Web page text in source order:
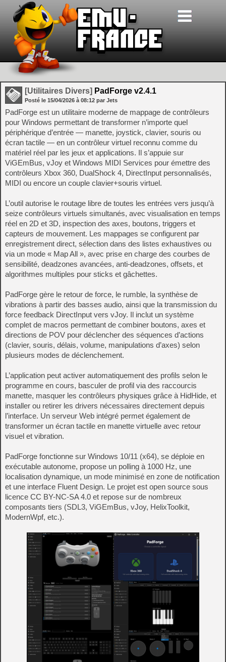
[Utilitaires Divers] PadForge v2.4.1
Posté le 15/04/2026 à 08:12 par Jets
PadForge est un utilitaire moderne de mappage de contrôleurs
pour Windows permettant de transformer n’importe quel
périphérique d’entrée — manette, joystick, clavier, souris ou
écran tactile — en un contrôleur virtuel reconnu comme du
matériel réel par les jeux et applications. Il s’appuie sur
ViGEmBus, vJoy et Windows MIDI Services pour émettre des
contrôleurs Xbox 360, DualShock 4, DirectInput personnalisés,
MIDI ou encore un couple clavier+souris virtuel.
L’outil autorise le routage libre de toutes les entrées vers jusqu’à
seize contrôleurs virtuels simultanés, avec visualisation en temps
réel en 2D et 3D, inspection des axes, boutons, triggers et
capteurs de mouvement. Les mappages se configurent par
enregistrement direct, sélection dans des listes exhaustives ou
via un mode « Map All », avec prise en charge des courbes de
sensibilité, deadzones avancées, anti-deadzones, offsets, et
algorithmes multiples pour sticks et gâchettes.
PadForge gère le retour de force, le rumble, la synthèse de
vibrations à partir des basses audio, ainsi que la transmission du
force feedback DirectInput vers vJoy. Il inclut un système
complet de macros permettant de combiner boutons, axes et
directions de POV pour déclencher des séquences d’actions
(clavier, souris, délais, volume, manipulations d’axes) selon
plusieurs modes de déclenchement.
L’application peut activer automatiquement des profils selon le
programme en cours, basculer de profil via des raccourcis
manette, masquer les contrôleurs physiques grâce à HidHide, et
installer ou retirer les drivers nécessaires directement depuis
l’interface. Un serveur Web intégré permet également de
transformer un écran tactile en manette virtuelle avec retour
visuel et vibration.
PadForge fonctionne sur Windows 10/11 (x64), se déploie en
exécutable autonome, propose un polling à 1000 Hz, une
localisation dynamique, un mode minimisé en zone de notification
et une interface Fluent Design. Le projet est open source sous
licence CC BY-NC-SA 4.0 et repose sur de nombreux
composants tiers (SDL3, ViGEmBus, vJoy, HelixToolkit,
ModernWpf, etc.).